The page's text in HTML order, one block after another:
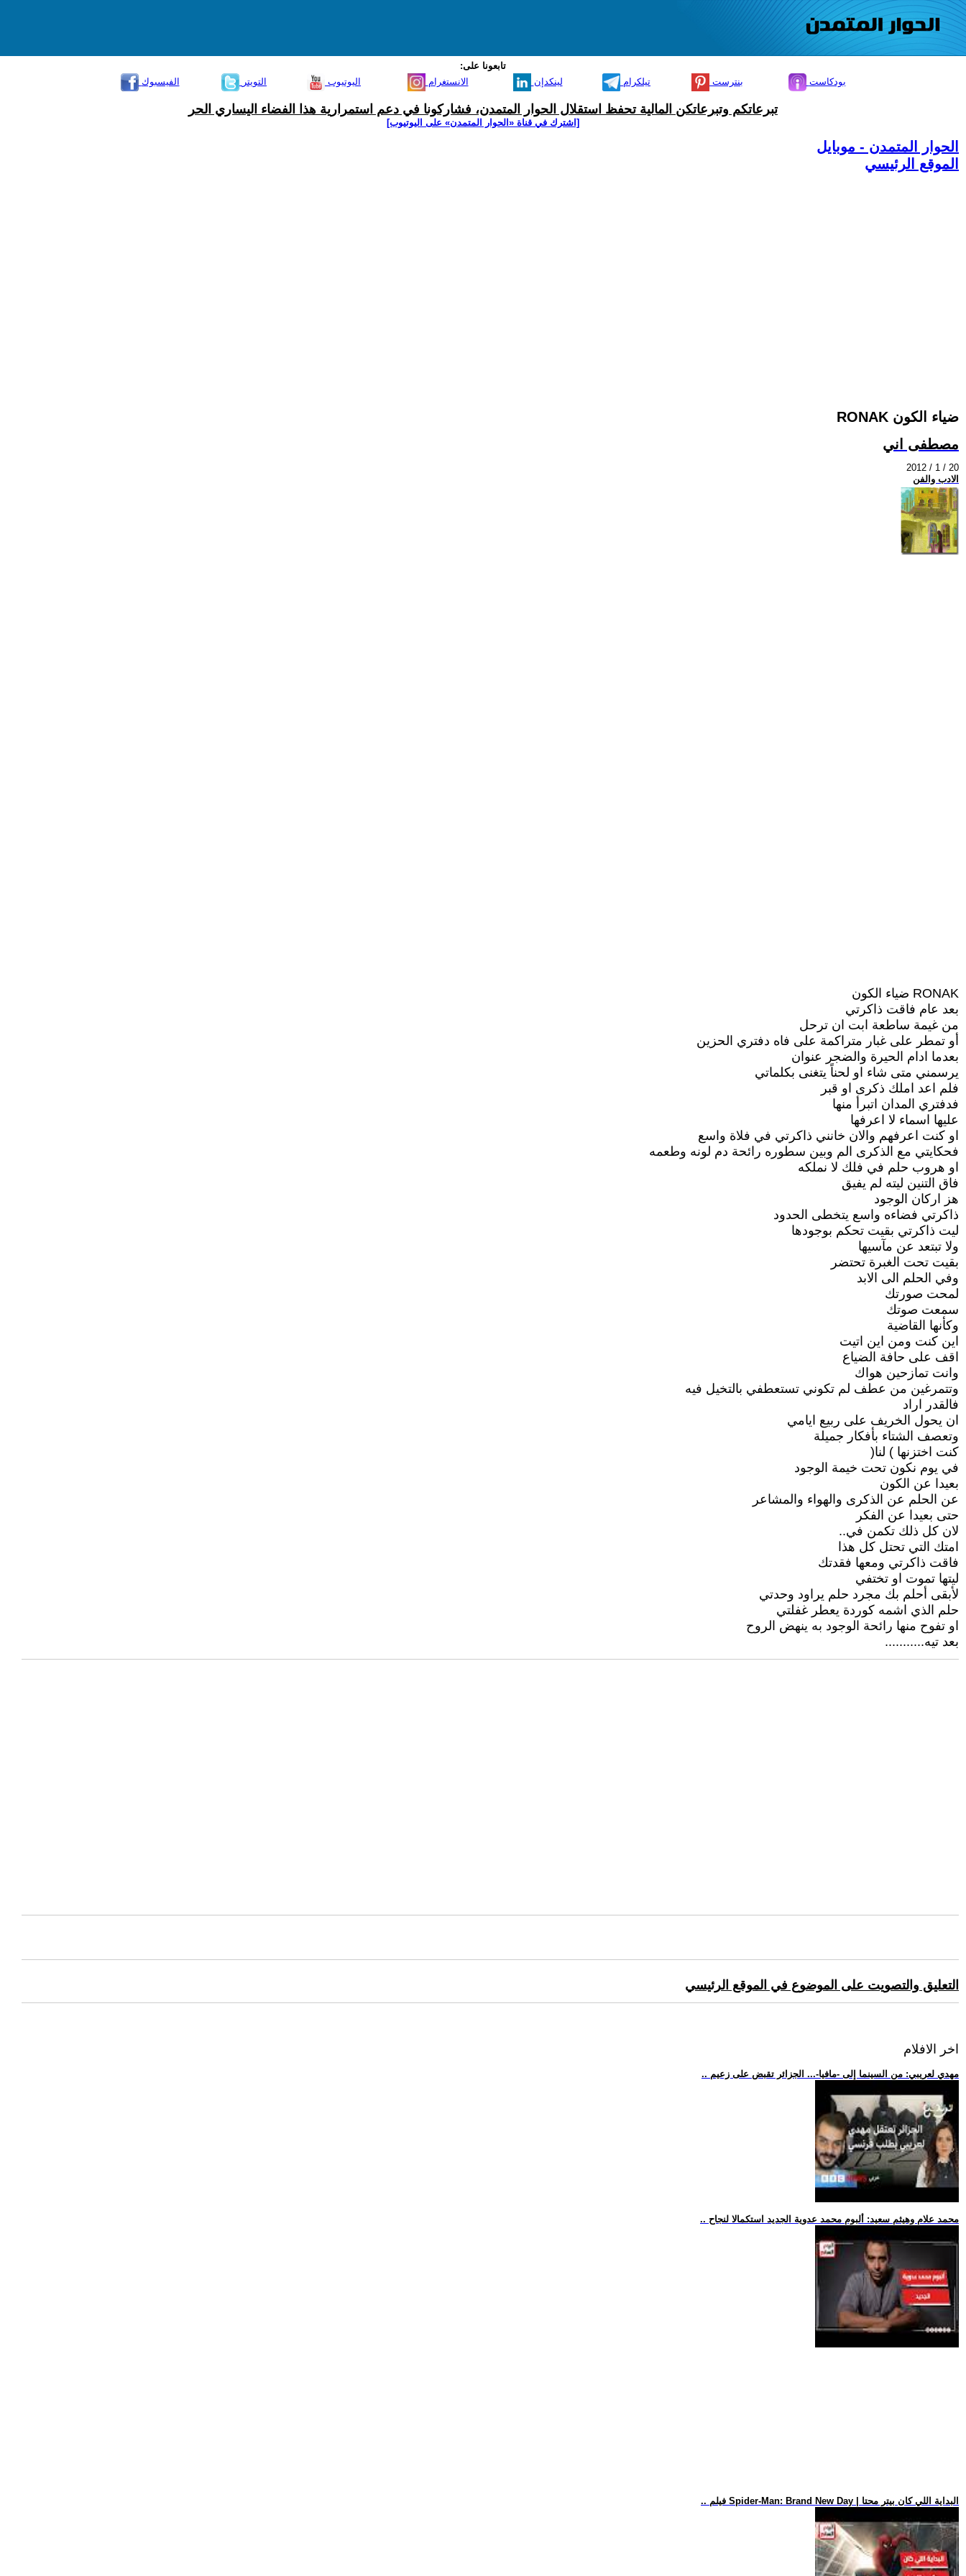
تابعونا على:
الفيسبوك
التويتر اليوتيوب الانستغرام لينكدإن تيلكرام بنترست بودكاست
تبرعاتكم وتبرعاتكن المالية تحفظ استقلال الحوار المتمدن، فشاركونا في دعم استمرارية هذا الفضاء اليساري الحر
[اشترك في قناة ‫«الحوار المتمدن» على اليوتيوب]
الحوار المتمدن - موبايل
الموقع الرئيسي
RONAK ضياء الكون
مصطفى اني
2012 / 1 / 20
الادب والفن
RONAK ضياء الكون
بعد عام فاقت ذاكرتي
من غيمة ساطعة ابت ان ترحل
أو تمطر على غبار متراكمة على فاه دفتري الحزين
بعدما ادام الحيرة والضجر عنوان
يرسمني متى شاء او لحناً يتغنى بكلماتي
فلم اعد املك ذكرى او قبر
فدفتري المدان اتبرأ منها
عليها اسماء لا اعرفها
او كنت اعرفهم والان خانني ذاكرتي في فلاة واسع
فحكايتي مع الذكرى الم وبين سطوره رائحة دم لونه وطعمه
او هروب حلم في فلك لا نملكه
فاق التنين ليته لم يفيق
هز اركان الوجود
ذاكرتي فضاءه واسع يتخطى الحدود
ليت ذاكرتي بقيت تحكم بوجودها
ولا تبتعد عن مآسيها
بقيت تحت الغبرة تحتضر
وفي الحلم الى الابد
لمحت صورتك
سمعت صوتك
وكأنها القاضية
اين كنت ومن اين اتيت
اقف على حافة الضياع
وانت تمازحين هواك
وتتمرغين من عطف لم تكوني تستعطفي بالتخيل فيه
فالقدر اراد
ان يحول الخريف على ربيع ايامي
وتعصف الشتاء بأفكار جميلة
كنت اختزنها ) لنا(
في يوم نكون تحت خيمة الوجود
بعيدا عن الكون
عن الحلم عن الذكرى والهواء والمشاعر
حتى بعيدا عن الفكر
لان كل ذلك تكمن في..
امتك التي تحتل كل هذا
فاقت ذاكرتي ومعها فقدتك
ليتها تموت او تختفي
لأبقى أحلم بك مجرد حلم يراود وحدتي
حلم الذي اشمه كوردة يعطر غفلتي
او تفوح منها رائحة الوجود به ينهض الروح
بعد تيه...........
التعليق والتصويت على الموضوع في الموقع الرئيسي
اخر الافلام
.. مهدي لعريبي: من السينما إلى -مافيا-... الجزائر تقبض على زعيم
.. محمد علام وهيثم سعيد: ألبوم محمد عدوية الجديد استكمالا لنجاح
.. فيلم Spider-Man: Brand New Day | البداية اللي كان بيتر محتا